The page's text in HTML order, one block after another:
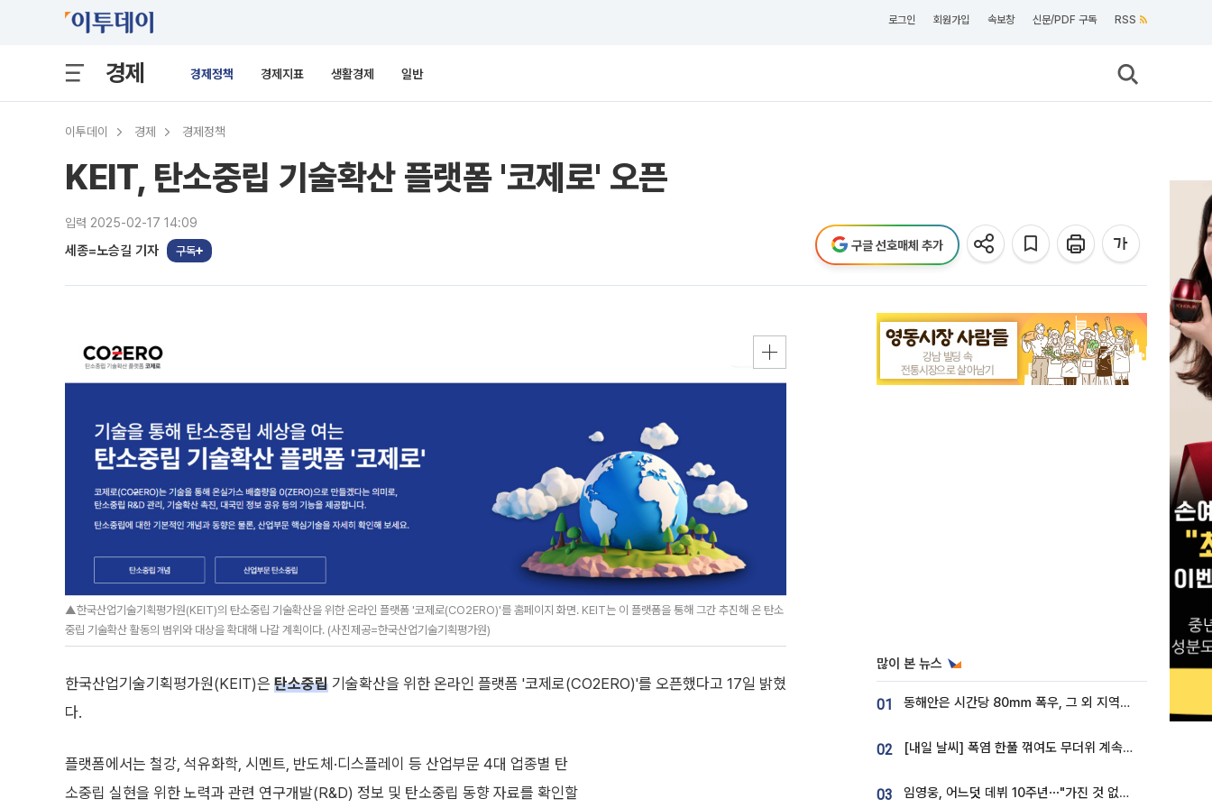
로그인 회원가입 속보창 신문/PDF 구독 RSS
경제 경제정책 경제지표 생활경제 일반
이투데이 경제 경제정책
KEIT, 탄소중립 기술확산 플랫폼 '코제로' 오픈
입력 2025-02-17 14:09
세종=노승길 기자 구독 구글 선호매체 추가
▲한국산업기술기획평가원(KEIT)의 탄소중립 기술확산을 위한 온라인 플랫폼 '코제로(CO2ERO)'를 홈페이지 화면. KEIT는 이 플랫폼을 통해 그간 추진해 온 탄소
중립 기술확산 활동의 범위와 대상을 확대해 나갈 계획이다. (사진제공=한국산업기술기획평가원)
한국산업기술기획평가원(KEIT)은 탄소중립 기술확산을 위한 온라인 플랫폼 '코제로(CO2ERO)'를 오픈했다고 17일 밝혔
다.
플랫폼에서는 철강, 석유화학, 시멘트, 반도체·디스플레이 등 산업부문 4대 업종별 탄
소중립 실현을 위한 노력과 관련 연구개발(R&D) 정보 및 탄소중립 동향 자료를 확인할
많이 본 뉴스
01 동해안은 시간당 80㎜ 폭우, 그 외 지역은 폭염…‘극과 극 날씨’
02 [내일 날씨] 폭염 한풀 꺾여도 무더위 계속⋯동해안 이틀 연속 비
03 임영웅, 어느덧 데뷔 10주년⋯"가진 것 없던 시절, 내 앞엔 20명의 팬뿐"